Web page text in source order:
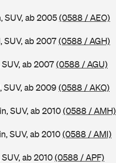
SUV, ab 2005(0588 / AEO)
SUV, ab 2007(0588 / AGH)
ab 2007(0588 / AGU)
SUV, ab 2009 (0588 / AKQ)
SUV, ab 2010(0588 / AMH)
SUV, ab 2010(0588 / AMI)
ab 2010(0588 / APF)